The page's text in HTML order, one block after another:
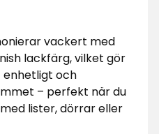
vackert med
lackfärg, vilket gör
och
– perfekt när du
lister, dörrar eller